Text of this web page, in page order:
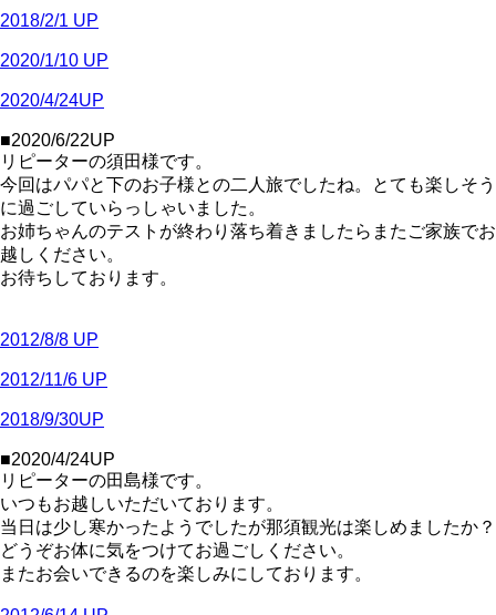
2018/2/1 UP
2020/1/10 UP
2020/4/24UP
■2020/6/22UP
リピーターの須田様です。
今回はパパと下のお子様との二人旅でしたね。とても楽しそう
に過ごしていらっしゃいました。
お姉ちゃんのテストが終わり落ち着きましたらまたご家族でお
越しください。
お待ちしております。
2012/8/8 UP
2012/11/6 UP
2018/9/30UP
■2020/4/24UP
リピーターの田島様です。
いつもお越しいただいております。
当日は少し寒かったようでしたが那須観光は楽しめましたか？
どうぞお体に気をつけてお過ごしください。
またお会いできるのを楽しみにしております。